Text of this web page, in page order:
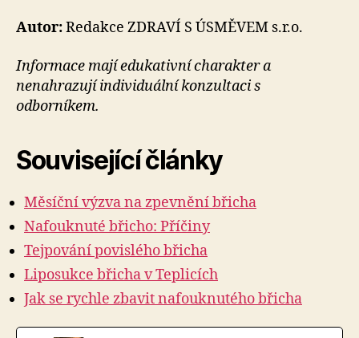
Autor:Redakce ZDRAVÍ S ÚSMĚVEM s.r.o.
Informace mají edukativní charakter a
nenahrazují individuální konzultaci s
odborníkem.
Související články
Měsíční výzva na zpevnění břicha
Nafouknuté břicho: Příčiny
Tejpování povislého břicha
Liposukce břicha v Teplicích
Jak se rychle zbavit nafouknutého břicha